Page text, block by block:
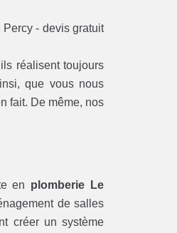
- devis gratuit
réalisent toujours
que vous nous
fait. De même, nos
en plomberie Le
de salles
créer un système